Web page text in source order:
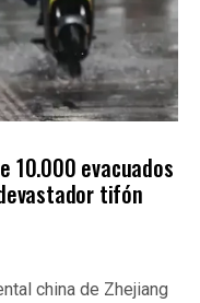
10.000 evacuados
tifón
china de Zhejiang